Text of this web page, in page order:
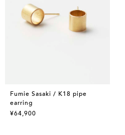
Fumie Sasaki / K18 pipe
earring
¥64,900